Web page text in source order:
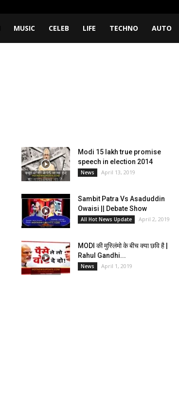
MUSIC CELEB LIFE TECHNO AUTO
Modi 15 lakh true promise
speech in election 2014
News April 13, 2019
Sambit Patra Vs Asaduddin
Owaisi || Debate Show
All Hot News Update April 2, 2019
MODI की मुस्लिंमो के बीच क्या छवि है |
Rahul Gandhi...
News April 1, 2019